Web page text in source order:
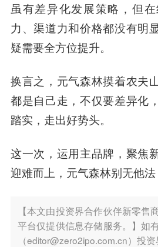
虽有差异化发展策略，但
力、渠道力和价格都没有明
疑需要全方位提升。
换言之，元气森林摸着农夫
都是自己走，不仅要差异化
踏实，走出好势头。
这一次，运用主品牌，聚焦
迎难而上，元气森林别无他法
【本文由投资界合作伙伴新零售
平台仅提供信息存储服务。】如
（editor@zero2ipo.com.cn）投资